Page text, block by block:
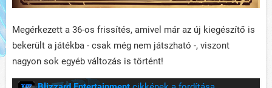
Megérkezett a 36-os frissítés, amivel már az új kiegészítő is
bekerült a játékba - csak még nem játszható -, viszont
nagyon sok egyéb változás is történt!